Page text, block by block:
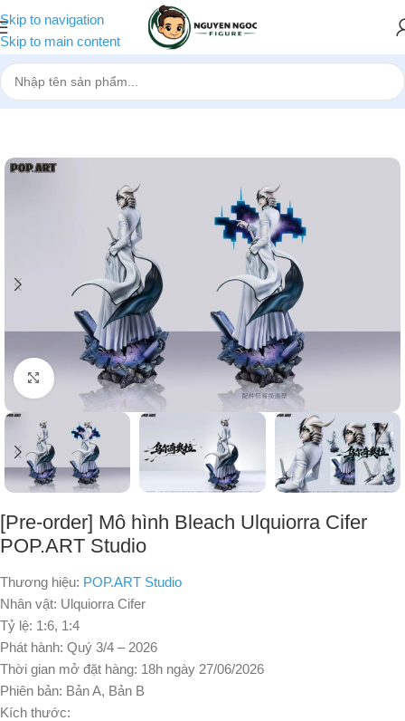
Skip to navigation
Skip to main content
Trang chủ»Cửa hàng»[Pre-order] Mô hình Bleach Ulquiorra Cifer
Nhấp để phóng to
[Pre-order] Mô hình Bleach Ulquiorra Cifer
POP.ART Studio
Thương hiệu: POP.ART Studio
Nhân vật: Ulquiorra Cifer
Tỷ lệ: 1:6, 1:4
Phát hành: Quý 3/4 – 2026
Thời gian mở đặt hàng: 18h ngày 27/06/2026
Phiên bản: Bản A, Bản B
Kích thước: